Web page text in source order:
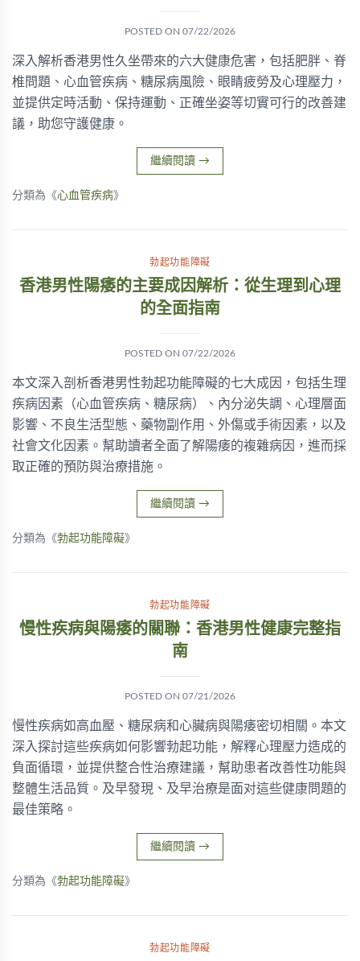
POSTED ON 07/22/2026
深入解析香港男性久坐帶來的六大健康危害，包括肥胖、脊
椎問題、心血管疾病、糖尿病風險、眼睛疲勞及心理壓力，
並提供定時活動、保持運動、正確坐姿等切實可行的改善建
議，助您守護健康。
繼續閱讀 →
分類為《心血管疾病》
勃起功能障礙
香港男性陽痿的主要成因解析：從生理到心理
的全面指南
POSTED ON 07/22/2026
本文深入剖析香港男性勃起功能障礙的七大成因，包括生理
疾病因素（心血管疾病、糖尿病）、內分泌失調、心理層面
影響、不良生活型態、藥物副作用、外傷或手術因素，以及
社會文化因素。幫助讀者全面了解陽痿的複雜病因，進而採
取正確的預防與治療措施。
繼續閱讀 →
分類為《勃起功能障礙》
勃起功能障礙
慢性疾病與陽痿的關聯：香港男性健康完整指
南
POSTED ON 07/21/2026
慢性疾病如高血壓、糖尿病和心臟病與陽痿密切相關。本文
深入探討這些疾病如何影響勃起功能，解釋心理壓力造成的
負面循環，並提供整合性治療建議，幫助患者改善性功能與
整體生活品質。及早發現、及早治療是面对這些健康問題的
最佳策略。
繼續閱讀 →
分類為《勃起功能障礙》
勃起功能障礙